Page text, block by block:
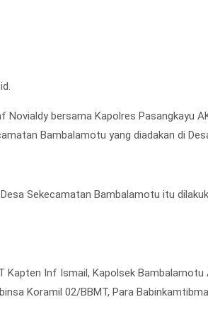
Novialdy bersama Kapolres Pasangkayu
Bambalamotu yang diadakan di
Sekecamatan Bambalamotu itu
Kapten Inf Ismail, Kapolsek
Koramil 02/BBMT, Para